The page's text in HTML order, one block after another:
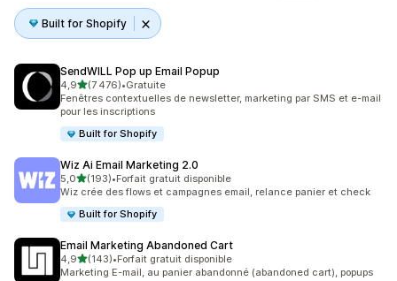
Built for Shopify
SendWILL Pop up Email Popup
4,9étoile(s) sur 5
(7 476)
7476 avis au total
•Gratuite
Fenêtres contextuelles de newsletter, marketing par SMS et e-mail
pour les inscriptions
Built for Shopify
Wiz Ai Email Marketing 2.0
5,0étoile(s) sur 5
(193)
193 avis au total
•Forfait gratuit disponible
Wiz crée des flows et campagnes email, relance panier et check
Built for Shopify
Email Marketing Abandoned Cart
4,9étoile(s) sur 5
(143)
143 avis au total
•Forfait gratuit disponible
Marketing E-mail, au panier abandonné (abandoned cart), popups